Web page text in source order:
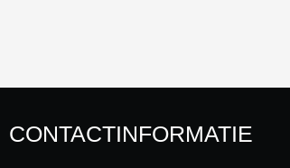
CONTACTINFORMATIE